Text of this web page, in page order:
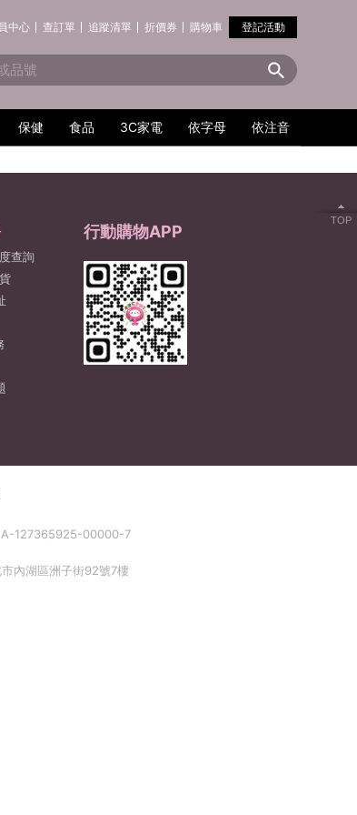
登記活動
中心 查訂單 追蹤清單 折價券 購物車
保健 食品 3C家電 依字母 依注音
TOP
查詢
行動購物APP
A-127365925-00000-7
內湖區洲子街92號7樓